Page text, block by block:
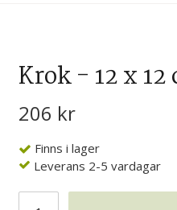
Krok - 12 x
206 kr
Finns i lager
Leverans 2-5 vardagar